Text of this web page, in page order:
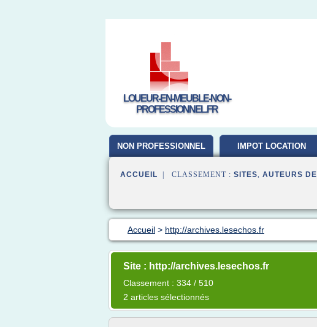
LOUEUR-EN-MEUBLE-NON-
PROFESSIONNEL.FR
NON PROFESSIONNEL IMPOT LOCATION
ACCUEIL | CLASSEMENT : SITES, AUTEURS
Accueil > http://archives.lesechos.fr
Site : http://archives.lesechos.fr
Classement : 334 / 510
2 articles sélectionnés